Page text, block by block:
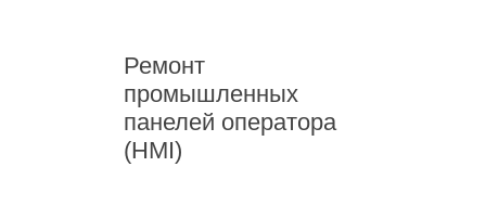
Ремонт
промышленных
панелей оператора
(HMI)